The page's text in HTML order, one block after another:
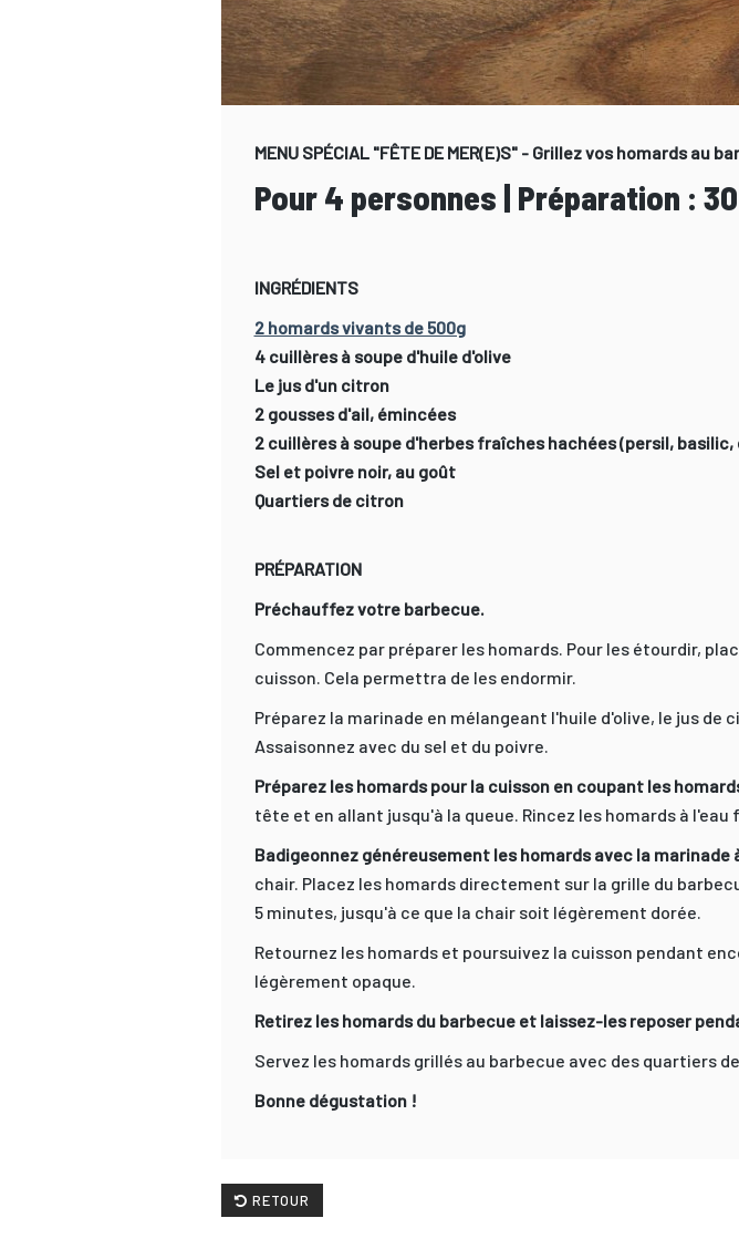
MENU SPÉCIAL "FÊTE DE MER(E)S" - Grillez vos homards
Pour 4 personnes | Préparation :
INGRÉDIENTS
2 homards vivants de 500g
4 cuillères à soupe d'huile d'olive
Le jus d'un citron
2 gousses d'ail, émincées
2 cuillères à soupe d'herbes fraîches hachées (persil,
Sel et poivre noir, au goût
Quartiers de citron
PRÉPARATION
Préchauffez votre barbecue.
Commencez par préparer les homards. Pour les étourdir,
cuisson. Cela permettra de les endormir.
Préparez la marinade en mélangeant l'huile d'olive, le jus
Assaisonnez avec du sel et du poivre.
Préparez les homards pour la cuisson en coupant les
tête et en allant jusqu'à la queue. Rincez les homards à
Badigeonnez généreusement les homards avec la marinade
chair. Placez les homards directement sur la grille du
5 minutes, jusqu'à ce que la chair soit légèrement dorée.
Retournez les homards et poursuivez la cuisson pendant
légèrement opaque.
Retirez les homards du barbecue et laissez-les reposer
Servez les homards grillés au barbecue avec des quartiers
Bonne dégustation !
RETOUR